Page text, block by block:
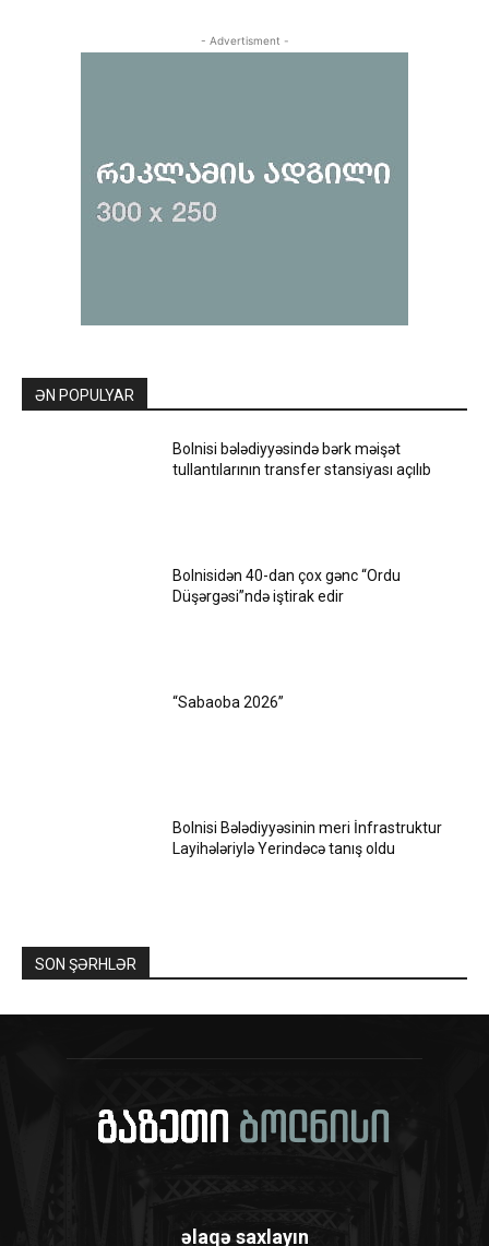
- Advertisment -
ƏN POPULYAR
Bolnisi bələdiyyəsində bərk məişət
tullantılarının transfer stansiyası açılıb
Bolnisidən 40-dan çox gənc “Ordu
Düşərgəsi”ndə iştirak edir
“Sabaoba 2026”
Bolnisi Bələdiyyəsinin meri İnfrastruktur
Layihələriylə Yerindəcə tanış oldu
SON ŞƏRHLƏR
əlaqə saxlayın